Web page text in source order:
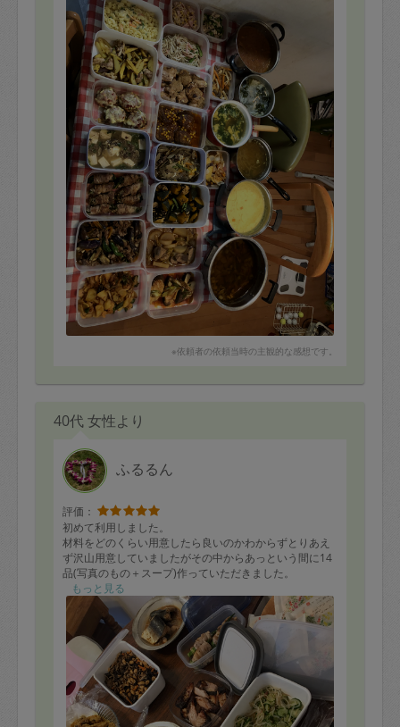
息子達も残念がっていますが、
最後の料理をしっかり味合わせて
頂きます。
新しいチャレンジがご成功されることを祈ってます。
1〜2年後には、私も自分の新しいチャレンジをします。
その際には又お世話になるかも知れませんので、よろし
くお願いします。
本当に、長い間ありがとうございました。??
※依頼者の依頼当時の主観的な感想です。
40代 女性より
ふるるん
評価：
初めて利用しました。
材料をどのくらい用意したら良いのかわからずとりあえ
ず沢山用意していましたがその中からあっという間に14
品(写真のもの＋スープ)作っていただきました。
優しい雰囲気、話し方でとても安心できました。
味の好みや、食べたい味付けのバリエーションなどこま
めに確認していただき、様々なバリエーションの料理が
出来上がってました。味付けも薄味でお願いし、薄味で
仕上がってました。
途中、私が食べた食器の後片付けやいっぱいになったご
み袋の取り換えなどもしていただき助かりました。
作業終了の時間帯に授乳をしていたため
ご挨拶が出来なかったのですが、
もっと見る